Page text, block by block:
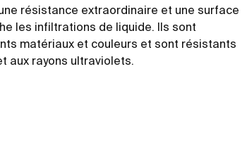
résistance extraordinaire et une surface
les infiltrations de liquide. Ils sont
matériaux et couleurs et sont résistants
aux rayons ultraviolets.